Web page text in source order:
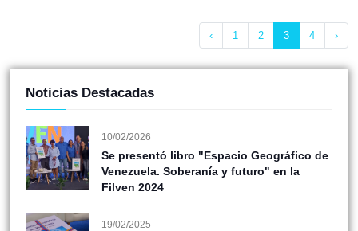
‹ 1 2 3 4 ›
Noticias Destacadas
10/02/2026
Se presentó libro "Espacio Geográfico de
Venezuela. Soberanía y futuro" en la
Filven 2024
19/02/2025